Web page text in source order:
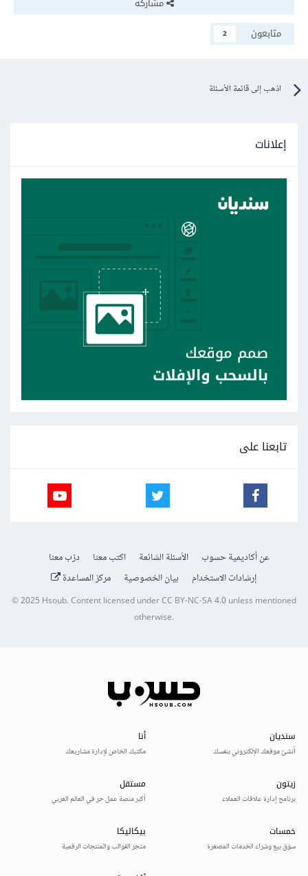
متابعون
2
اذهب إلى قائمة الأسئلة
إعلانات
تابعنا على
عن أكاديمية حسوب الأسئلة الشائعة اكتب معنا
درّب معنا
إرشادات الاستخدام
بيان الخصوصية مركز المساعدة
© 2025Hsoub.Content licensed underCC BY-NC-SA 4.0unless mentioned
otherwise.